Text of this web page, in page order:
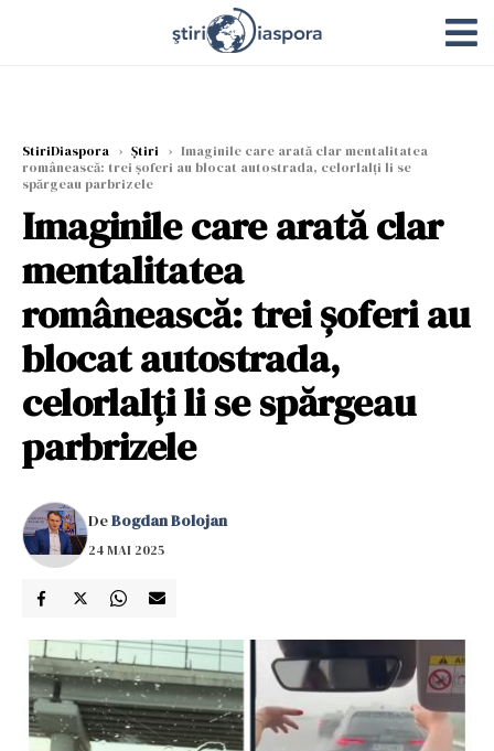
StiriDiaspora › Știri › Imaginile care arată clar mentalitatea
românească: trei șoferi au blocat autostrada, celorlalți li se
spărgeau parbrizele
Imaginile care arată clar
mentalitatea
românească: trei șoferi au
blocat autostrada,
celorlalți li se spărgeau
parbrizele
DeBogdan Bolojan
24 MAI 2025